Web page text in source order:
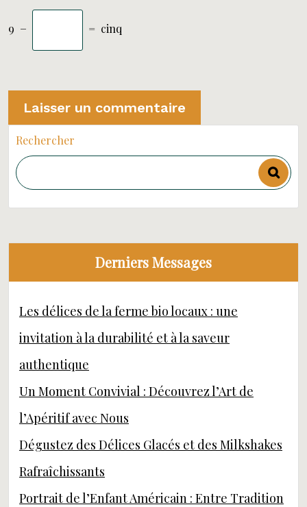
9 − = cinq
Rechercher
Derniers Messages
Les délices de la ferme bio locaux : une
invitation à la durabilité et à la saveur
authentique
Un Moment Convivial : Découvrez l’Art de
l’Apéritif avec Nous
Dégustez des Délices Glacés et des Milkshakes
Rafraîchissants
Portrait de l’Enfant Américain : Entre Tradition